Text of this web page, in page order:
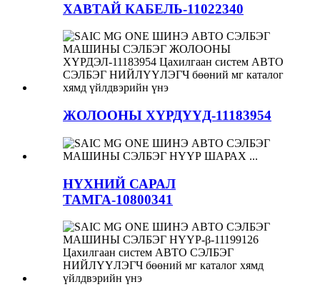
ХАВТАЙ КАБЕЛЬ-11022340
ЖОЛООНЫ ХҮРДҮҮД-11183954
НҮХНИЙ САРАЛ
ТАМГА-10800341